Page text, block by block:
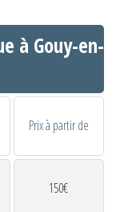
à Gouy-en-
Prix à partir de
150€